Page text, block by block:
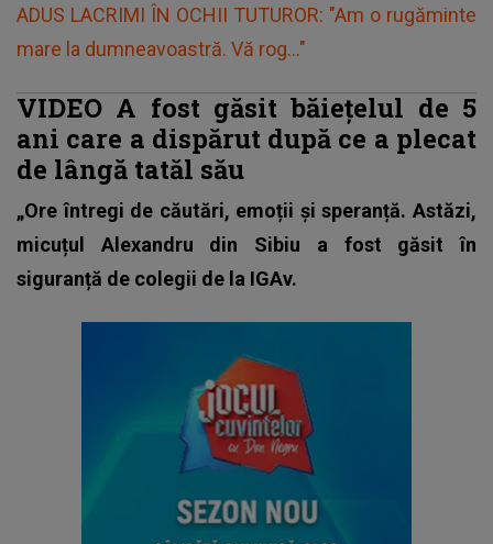
ADUS LACRIMI ÎN OCHII TUTUROR: "Am o rugăminte
mare la dumneavoastră. Vă rog..."
VIDEO A fost găsit băieţelul de 5
ani care a dispărut după ce a plecat
de lângă tatăl său
„Ore întregi de căutări, emoții și speranță. Astăzi,
micuțul Alexandru din Sibiu a fost găsit în
siguranță de colegii de la IGAv.